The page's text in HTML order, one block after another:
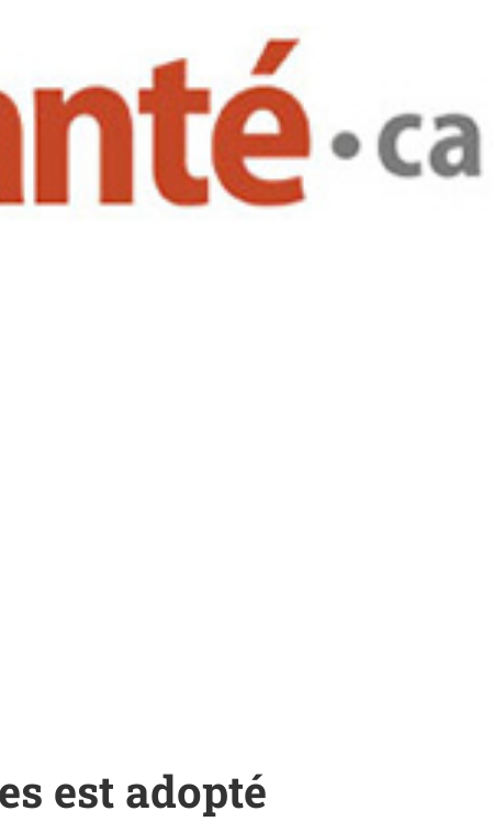
est adopté